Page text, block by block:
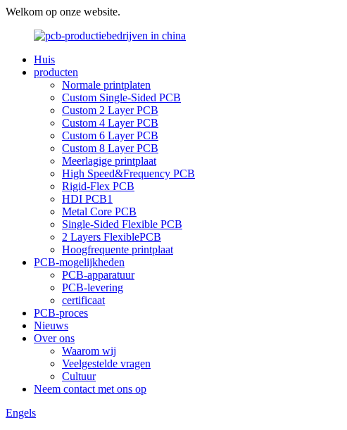
Welkom op onze website.
Huis
producten
Normale printplaten
Custom Single-Sided PCB
Custom 2 Layer PCB
Custom 4 Layer PCB
Custom 6 Layer PCB
Custom 8 Layer PCB
Meerlagige printplaat
High Speed&Frequency PCB
Rigid-Flex PCB
HDI PCB1
Metal Core PCB
Single-Sided Flexible PCB
2 Layers FlexiblePCB
Hoogfrequente printplaat
PCB-mogelijkheden
PCB-apparatuur
PCB-levering
certificaat
PCB-proces
Nieuws
Over ons
Waarom wij
Veelgestelde vragen
Cultuur
Neem contact met ons op
Engels